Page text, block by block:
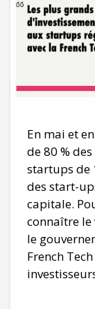
En mai et
de 80 %
startups de
des start-
capitale.
connaître le
le
French